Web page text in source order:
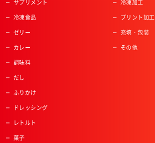
サプリメント
冷凍食品
ゼリー
カレー
調味料
だし
ふりかけ
ドレッシング
レトルト
菓子
冷凍加工
プリント加工
充填・包装
その他